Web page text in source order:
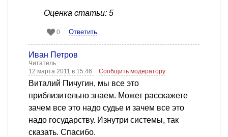
Оценка статьи: 5
0 Ответить
Иван Петров
Читатель
12 марта 2011 в 15:46
Сообщить модератору
Виталий Пичугин, мы все это
приблизительно знаем. Может расскажете
зачем все это надо судье и зачем все это
надо государству. Изнутри системы, так
сказать. Спасибо.